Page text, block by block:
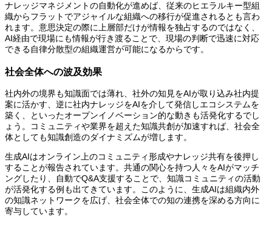
ナレッジマネジメントの自動化が進めば、従来のヒエラルキー型組
織からフラットでアジャイルな組織への移行が促進されるとも言わ
れます。意思決定の際に上層部だけが情報を独占するのではなく、
AI経由で現場にも情報が行き渡ることで、現場の判断で迅速に対応
できる自律分散型の組織運営が可能になるからです。
社会全体への波及効果
社内外の境界も知識面では薄れ、社外の知見をAIが取り込み社内提
案に活かす、逆に社内ナレッジをAIを介して発信しエコシステムを
築く、といったオープンイノベーション的な動きも活発化するでし
ょう。コミュニティや業界を超えた知識共創が加速すれば、社会全
体としても知識創造のダイナミズムが増します。
生成AIはオンライン上のコミュニティ形成やナレッジ共有を後押し
することが報告されています。共通の関心を持つ人々をAIがマッチ
ングしたり、自動でQ&A支援することで、知識コミュニティの活動
が活発化する例も出てきています。このように、生成AIは組織内外
の知識ネットワークを広げ、社会全体での知の連携を深める方向に
寄与しています。